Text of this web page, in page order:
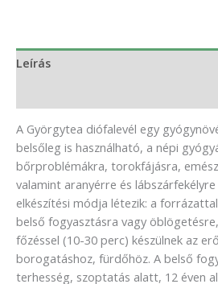
Leírás
A Györgytea diófalevél egy
belsőleg is használható, a népi
bőrproblémákra, torokfájásra,
valamint aranyérre és
elkészítési módja létezik: a
belső fogyasztásra vagy
főzéssel (10-30 perc) készülnek az
borogatáshoz, fürdőhöz. A belső
terhesség, szoptatás alatt, 12 éven